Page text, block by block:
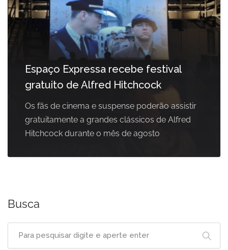
Espaço Expressa recebe festival
gratuito de Alfred Hitchcock
Os fãs de cinema e suspense poderão assistir
gratuitamente a grandes clássicos de Alfred
Hitchcock durante o mês de agosto
Busca